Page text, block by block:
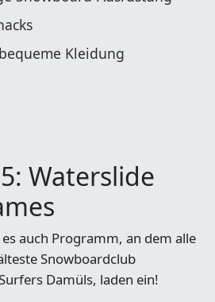
Kleidung
Waterslide
auch Programm, an dem alle
Snowboardclub
Damüls, laden ein!